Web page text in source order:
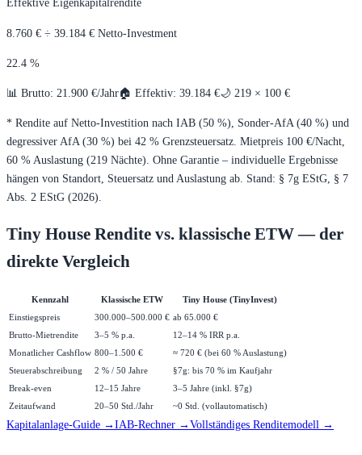
Effektive Eigenkapitalrendite
8.760 € ÷ 39.184 € Netto-Investment
22.4 %
📊 Brutto: 21.900 €/Jahr🏠 Effektiv: 39.184 €🌙 219 × 100 €
* Rendite auf Netto-Investition nach IAB (50 %), Sonder-AfA (40 %) und
degressiver AfA (30 %) bei 42 % Grenzsteuersatz. Mietpreis 100 €/Nacht,
60 % Auslastung (219 Nächte). Ohne Garantie – individuelle Ergebnisse
hängen von Standort, Steuersatz und Auslastung ab. Stand: § 7g EStG, § 7
Abs. 2 EStG (2026).
Tiny House Rendite vs. klassische ETW — der
direkte Vergleich
Kennzahl Klassische ETW
Tiny House (TinyInvest)
Einstiegspreis
300.000–500.000 € ab 65.000 €
Brutto-Mietrendite
3–5 % p.a.
12–14 % IRR p.a.
Monatlicher Cashflow 800–1.500 €
≈ 720 € (bei 60 % Auslastung)
Steuerabschreibung
2 % / 50 Jahre
§7g: bis 70 % im Kaufjahr
Break-even
12–15 Jahre
3–5 Jahre (inkl. §7g)
Zeitaufwand
20–50 Std./Jahr ~0 Std. (vollautomatisch)
Kapitalanlage-Guide →IAB-Rechner →Vollständiges Renditemodell →